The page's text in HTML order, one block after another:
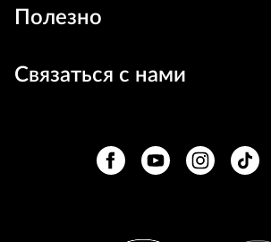
Полезно
Связаться с нами